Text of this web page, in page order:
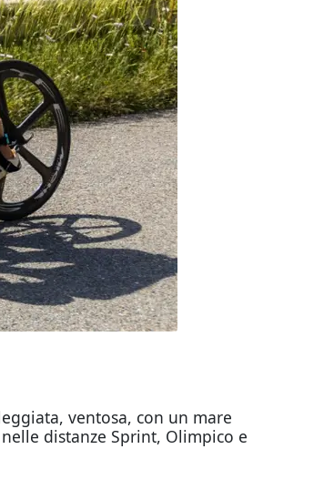
ventosa, con un mare
distanze Sprint, Olimpico e